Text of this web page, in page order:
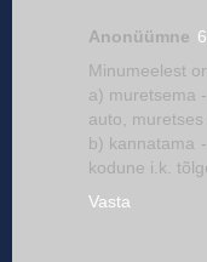
Anonüümne
Minumeelest
a) muretsema
auto,
b) kannatama
kodune i.k.
Vasta